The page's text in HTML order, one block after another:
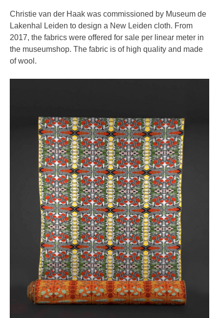
Christie van der Haak was commissioned by Museum de
Lakenhal Leiden to design a New Leiden cloth. From
2017, the fabrics were offered for sale per linear meter in
the museumshop. The fabric is of high quality and made
of wool.